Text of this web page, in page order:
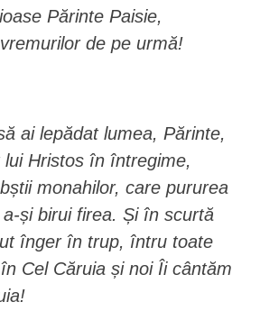
Părinte Paisie,
de pe urmă!
ai lepădat lumea, Părinte,
Hristos în întregime,
monahilor, care pururea
și birui firea. Și în scurtă
înger în trup, întru toate
Cel Căruia și noi Îi cântăm